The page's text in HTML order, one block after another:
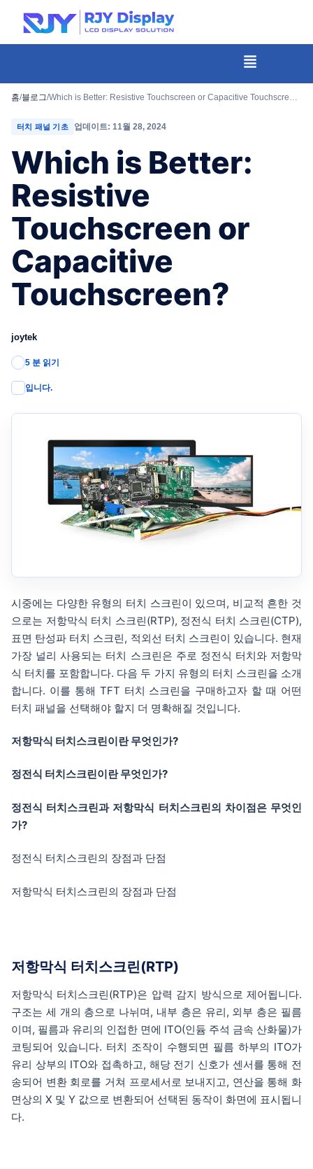
메
뉴
홈/블로그/ Which is Better: Resistive Touchscreen or Capacitive Touchscreen?
터치 패널 기초 업데이트: 11월 28, 2024
Which is Better:
Resistive
Touchscreen or
Capacitive
Touchscreen?
joytek
5 분 읽기
입니다.
시중에는 다양한 유형의 터치 스크린이 있으며, 비교적 흔한 것
으로는 저항막식 터치 스크린(RTP), 정전식 터치 스크린(CTP),
표면 탄성파 터치 스크린, 적외선 터치 스크린이 있습니다. 현재
가장 널리 사용되는 터치 스크린은 주로 정전식 터치와 저항막
식 터치를 포함합니다. 다음 두 가지 유형의 터치 스크린을 소개
합니다. 이를 통해 TFT 터치 스크린을 구매하고자 할 때 어떤
터치 패널을 선택해야 할지 더 명확해질 것입니다.
저항막식 터치스크린이란 무엇인가?
정전식 터치스크린이란 무엇인가?
정전식 터치스크린과 저항막식 터치스크린의 차이점은 무엇인
가?
정전식 터치스크린의 장점과 단점
저항막식 터치스크린의 장점과 단점
저항막식 터치스크린(RTP)
저항막식 터치스크린(RTP)은 압력 감지 방식으로 제어됩니다.
구조는 세 개의 층으로 나뉘며, 내부 층은 유리, 외부 층은 필름
이며, 필름과 유리의 인접한 면에 ITO(인듐 주석 금속 산화물)가
코팅되어 있습니다. 터치 조작이 수행되면 필름 하부의 ITO가
유리 상부의 ITO와 접촉하고, 해당 전기 신호가 센서를 통해 전
송되어 변환 회로를 거쳐 프로세서로 보내지고, 연산을 통해 화
면상의 X 및 Y 값으로 변환되어 선택된 동작이 화면에 표시됩니
다.